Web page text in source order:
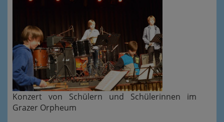
Konzert von Schülern und Schülerinnen im
Grazer Orpheum